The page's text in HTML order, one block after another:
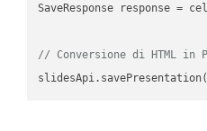
SaveResponse response =
// Conversione di HTML in